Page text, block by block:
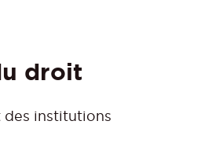
droit
institutions